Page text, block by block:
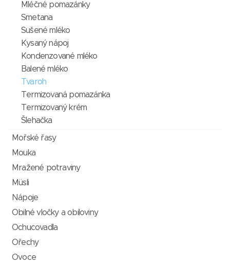
Mléčné pomazánky
Smetana
Sušené mléko
Kysaný nápoj
Kondenzované mléko
Balené mléko
Tvaroh
Termizovaná pomazánka
Termizovaný krém
Šlehačka
Mořské řasy
Mouka
Mražené potraviny
Müsli
Nápoje
Obilné vločky a obiloviny
Ochucovadla
Ořechy
Ovoce